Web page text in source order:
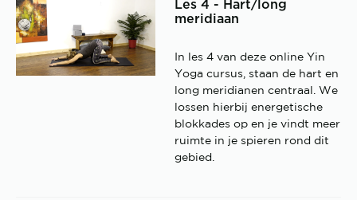
Les 4 - Hart/long
meridiaan
In les 4 van deze online Yin
Yoga cursus, staan de hart en
long meridianen centraal. We
lossen hierbij energetische
blokkades op en je vindt meer
ruimte in je spieren rond dit
gebied.